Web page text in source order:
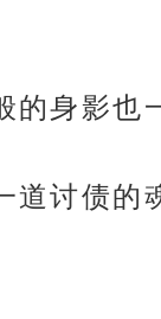
身影也
道讨债